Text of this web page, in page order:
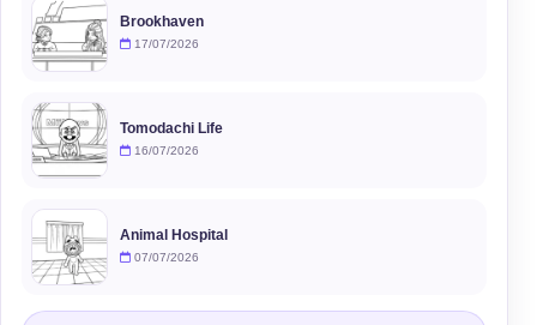
Brookhaven
17/07/2026
Tomodachi Life
16/07/2026
Animal Hospital
07/07/2026